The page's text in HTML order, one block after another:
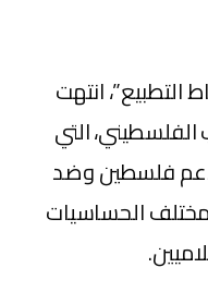
انتهت
التي
فلسطين وضد
الحساسيات